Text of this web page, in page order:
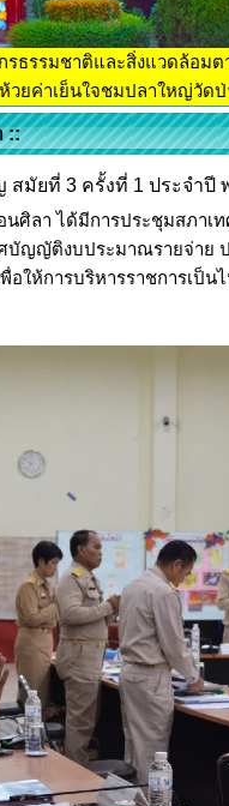
ธรรมชาติและสิ่งแวดล้อม
วยค่าเย็นใจชมปลาใหญ่วัดป่
::
มัยที่ 3 ครั้งที่ 1 ประจำปี
นศิลา ได้มีการประชุมสภา
บัญญัติงบประมาณรายจ่าย
อให้การบริหารราชการเป็